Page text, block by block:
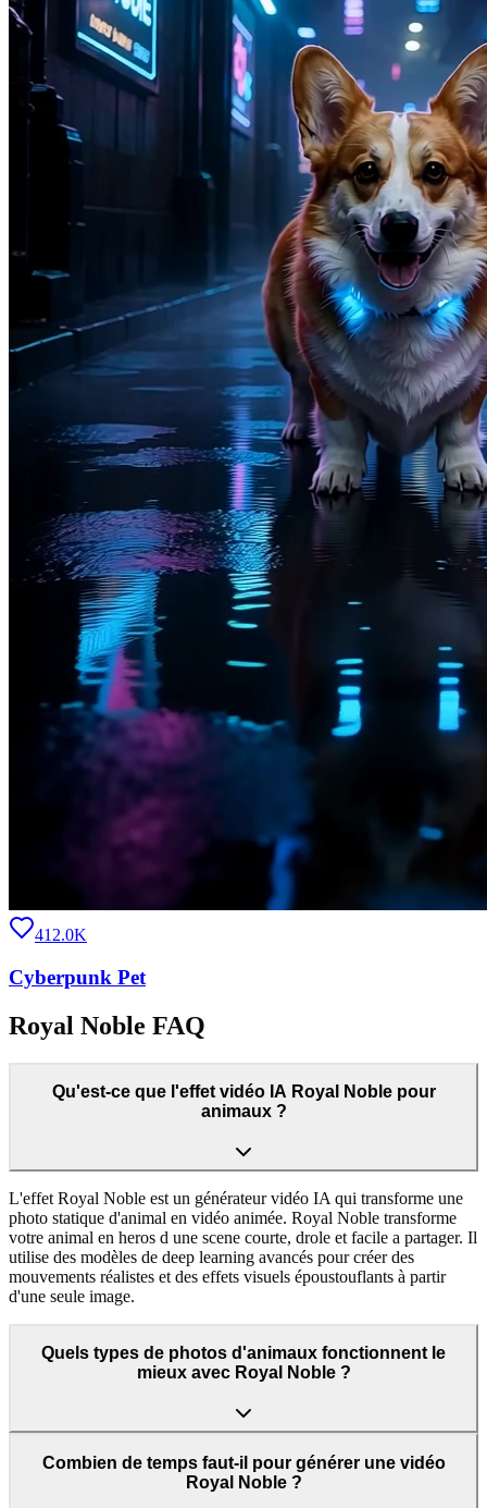
412.0K
Cyberpunk Pet
Royal Noble FAQ
Qu'est-ce que l'effet vidéo IA Royal Noble pour
animaux ?
L'effet Royal Noble est un générateur vidéo IA qui transforme une
photo statique d'animal en vidéo animée. Royal Noble transforme
votre animal en heros d une scene courte, drole et facile a partager. Il
utilise des modèles de deep learning avancés pour créer des
mouvements réalistes et des effets visuels époustouflants à partir
d'une seule image.
Quels types de photos d'animaux fonctionnent le
mieux avec Royal Noble ?
Combien de temps faut-il pour générer une vidéo
Royal Noble ?